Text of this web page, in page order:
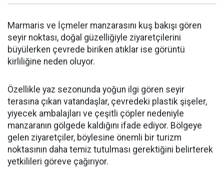
Marmaris ve İçmeler manzarasını kuş bakışı gören
seyir noktası, doğal güzelliğiyle ziyaretçilerini
büyülerken çevrede biriken atıklar ise görüntü
kirliliğine neden oluyor.
Özellikle yaz sezonunda yoğun ilgi gören seyir
terasına çıkan vatandaşlar, çevredeki plastik şişeler,
yiyecek ambalajları ve çeşitli çöpler nedeniyle
manzaranın gölgede kaldığını ifade ediyor. Bölgeye
gelen ziyaretçiler, böylesine önemli bir turizm
noktasının daha temiz tutulması gerektiğini belirterek
yetkilileri göreve çağırıyor.